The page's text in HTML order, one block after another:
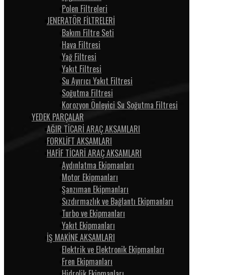
Polen Filtreleri
JENERATÖR FİLTRELERİ
Bakım Filtre Seti
Hava Filtresi
Yağ Filtresi
Yakıt Filtresi
Su Ayırıcı Yakıt Filtresi
Soğutma Filtresi
Korozyon Önleyici Su Soğutma Filtresi
YEDEK PARÇALAR
AĞIR TİCARİ ARAÇ AKSAMLARI
FORKLİFT AKSAMLARI
HAFİF TİCARİ ARAÇ AKSAMLARI
Aydınlatma Ekipmanları
Motor Ekipmanları
Şanzıman Ekipmanları
Sızdırmazlık ve Bağlantı Ekipmanları
Turbo ve Ekipmanları
Yakıt Ekipmanları
İŞ MAKİNE AKSAMLARI
Elektrik ve Elektronik Ekipmanları
Fren Ekipmanları